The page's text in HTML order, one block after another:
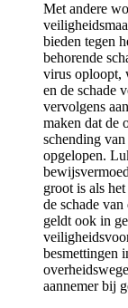
Met andere
bieden tegen
behorende
virus oploopt,
en de schade
vervolgens
maken dat de
schending
opgelopen.
groot is als
de schade
geldt ook in
besmettingen
aannemer bij